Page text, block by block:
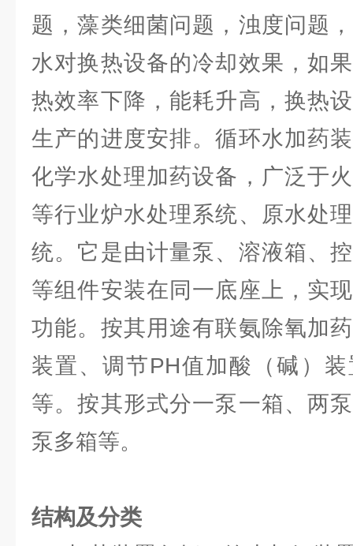
题，藻类细菌问题，浊度问题
水对换热设备的冷却效果，如
热效率下降，能耗升高，换热
生产的进度安排。循环水加药
化学水处理加药设备，广泛于
等行业炉水处理系统、原水处
统。它是由计量泵、溶液箱、
等组件安装在同一底座上，实
功能。按其用途有联氨除氧加
装置、调节PH值加酸（碱）
等。按其形式分一泵一箱、两
泵多箱等。
结构及分类